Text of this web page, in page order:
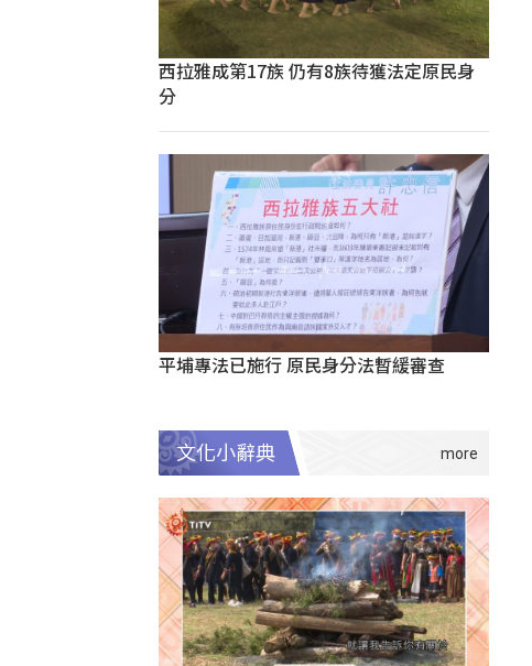
西拉雅成第17族 仍有8族待獲法定原民身
分
平埔專法已施行 原民身分法暫緩審查
文化小辭典